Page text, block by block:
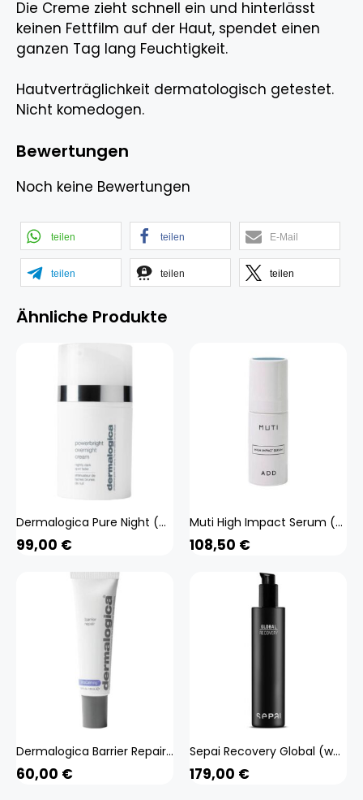
Die Creme zieht schnell ein und hinterlässt
keinen Fettfilm auf der Haut, spendet einen
ganzen Tag lang Feuchtigkeit.
Hautverträglichkeit dermatologisch getestet.
Nicht komedogen.
Bewertungen
Noch keine Bewertungen
teilen teilen E-Mail
teilen teilen teilen
Ähnliche Produkte
Dermalogica Pure Night (weiss 50 ml) Beauty, Gesicht, Gesichtspflege, Creme
99,00 €
Muti High Impact Serum (weiss 30 ml) Beauty, Gesicht, Gesichtspflege,
108,50 €
Dermalogica Barrier Repair (weiss 30 ml) Beauty, Gesicht, Gesichtspflege, Creme
60,00 €
Sepai Recovery Global (weiss 35 ml) Beauty, Gesicht, Gesichtspflege, Creme
179,00 €